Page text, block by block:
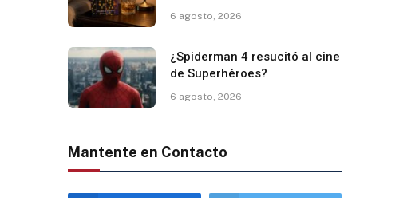
6 agosto, 2026
¿Spiderman 4 resucitó al cine
de Superhéroes?
6 agosto, 2026
Mantente en Contacto